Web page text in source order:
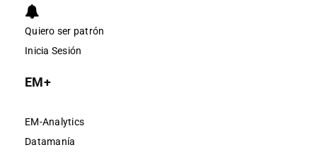
Quiero ser patrón
Inicia Sesión
EM+
EM-Analytics
Datamanía